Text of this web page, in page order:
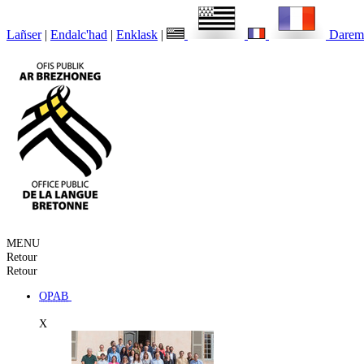
Lañser | Endalc'had | Enklask |
MENU
Retour
Retour
OPAB
X